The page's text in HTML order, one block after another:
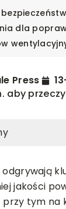
dla
Press
aby
jakości
przy tym na